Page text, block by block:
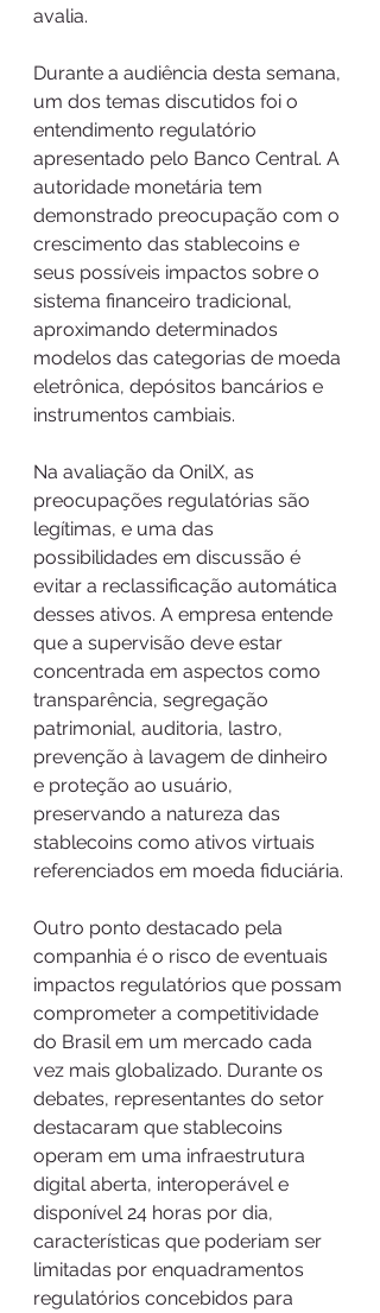
avalia.
Durante a audiência desta semana,
um dos temas discutidos foi o
entendimento regulatório
apresentado pelo Banco Central. A
autoridade monetária tem
demonstrado preocupação com o
crescimento das stablecoins e
seus possíveis impactos sobre o
sistema financeiro tradicional,
aproximando determinados
modelos das categorias de moeda
eletrônica, depósitos bancários e
instrumentos cambiais.
Na avaliação da OnilX, as
preocupações regulatórias são
legítimas, e uma das
possibilidades em discussão é
evitar a reclassificação automática
desses ativos. A empresa entende
que a supervisão deve estar
concentrada em aspectos como
transparência, segregação
patrimonial, auditoria, lastro,
prevenção à lavagem de dinheiro
e proteção ao usuário,
preservando a natureza das
stablecoins como ativos virtuais
referenciados em moeda fiduciária.
Outro ponto destacado pela
companhia é o risco de eventuais
impactos regulatórios que possam
comprometer a competitividade
do Brasil em um mercado cada
vez mais globalizado. Durante os
debates, representantes do setor
destacaram que stablecoins
operam em uma infraestrutura
digital aberta, interoperável e
disponível 24 horas por dia,
características que poderiam ser
limitadas por enquadramentos
regulatórios concebidos para